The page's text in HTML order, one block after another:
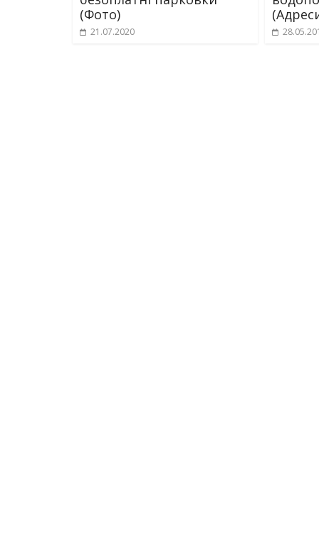
(Фото)
21.07.2020